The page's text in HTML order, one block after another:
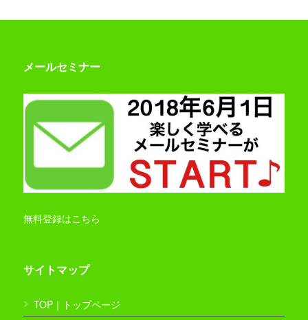
メールセミナー
無料登録はこちら
サイトマップ
TOP｜トップページ